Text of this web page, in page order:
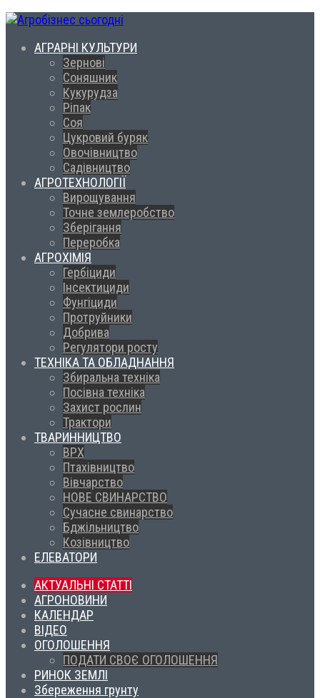
АГРАРНІ КУЛЬТУРИ
Зернові
Соняшник
Кукурудза
Ріпак
Соя
Цукровий буряк
Овочівництво
Садівництво
АГРОТЕХНОЛОГІЇ
Вирощування
Точне землеробство
Зберігання
Переробка
АГРОХІМІЯ
Гербіциди
Інсектициди
Фунгіциди
Протруйники
Добрива
Регулятори росту
ТЕХНІКА ТА ОБЛАДНАННЯ
Збиральна техніка
Посівна техніка
Захист рослин
Трактори
ТВАРИННИЦТВО
ВРХ
Птахівництво
Вівчарство
НОВЕ СВИНАРСТВО
Сучасне свинарство
Бджільництво
Козівництво
ЕЛЕВАТОРИ
АКТУАЛЬНІ СТАТТІ
АГРОНОВИНИ
КАЛЕНДАР
ВІДЕО
ОГОЛОШЕННЯ
ПОДАТИ СВОЄ ОГОЛОШЕННЯ
РИНОК ЗЕМЛІ
Збереження грунту